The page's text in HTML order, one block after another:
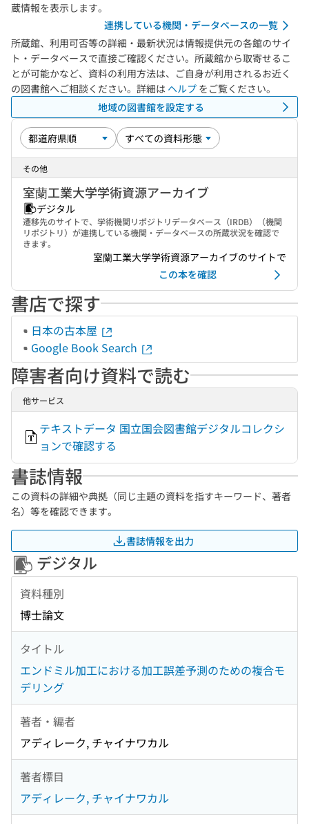
蔵情報を表示します。
連携している機関・データベースの一覧
所蔵館、利用可否等の詳細・最新状況は情報提供元の各館のサイ
ト・データベースで直接ご確認ください。所蔵館から取寄せるこ
とが可能かなど、資料の利用方法は、ご自身が利用されるお近く
の図書館へご相談ください。詳細は ヘルプ をご覧ください。
地域の図書館を設定する
その他
室蘭工業大学学術資源アーカイブ
デジタル
遷移先のサイトで、学術機関リポジトリデータベース（IRDB）（機関
リポジトリ）が連携している機関・データベースの所蔵状況を確認で
きます。
室蘭工業大学学術資源アーカイブのサイトで
この本を確認
書店で探す
日本の古本屋
Google Book Search
障害者向け資料で読む
他サービス
テキストデータ 国立国会図書館デジタルコレクシ
ョンで確認する
書誌情報
この資料の詳細や典拠（同じ主題の資料を指すキーワード、著者
名）等を確認できます。
書誌情報を出力
デジタル
資料種別
博士論文
タイトル
エンドミル加工における加工誤差予測のための複合モ
デリング
著者・編者
アディレーク, チャイナワカル
著者標目
アディレーク, チャイナワカル